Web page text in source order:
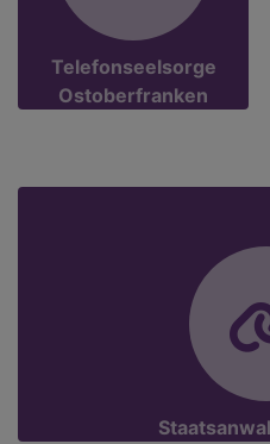
Telefonseelsorge
Ostoberfranken